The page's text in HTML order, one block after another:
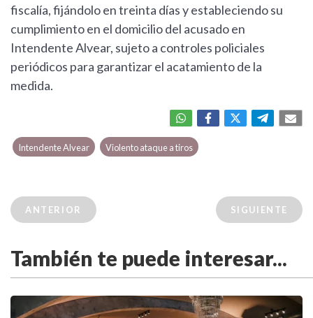
fiscalía, fijándolo en treinta días y estableciendo su
cumplimiento en el domicilio del acusado en
Intendente Alvear, sujeto a controles policiales
periódicos para garantizar el acatamiento de la
medida.
Intendente Alvear Violento ataque a tiros
ANTERIOR SIGUIENTE
También te puede interesar...